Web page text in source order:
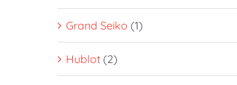
Grand Seiko (1)
Hublot (2)